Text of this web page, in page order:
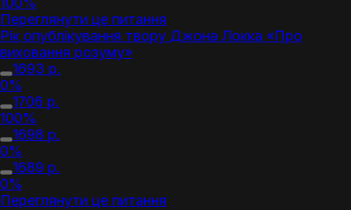
Переглянути це питання
Рік опублікування твору Джона Локка «Про
виховання розуму»
1693 р.
0%
1706 р.
100%
1698 р.
0%
1689 р.
0%
Переглянути це питання